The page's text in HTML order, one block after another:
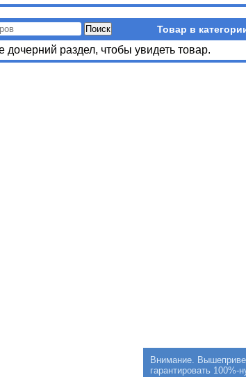
Товар в
дочерний раздел, чтобы увидеть товар.
Внимание.
гарантировать